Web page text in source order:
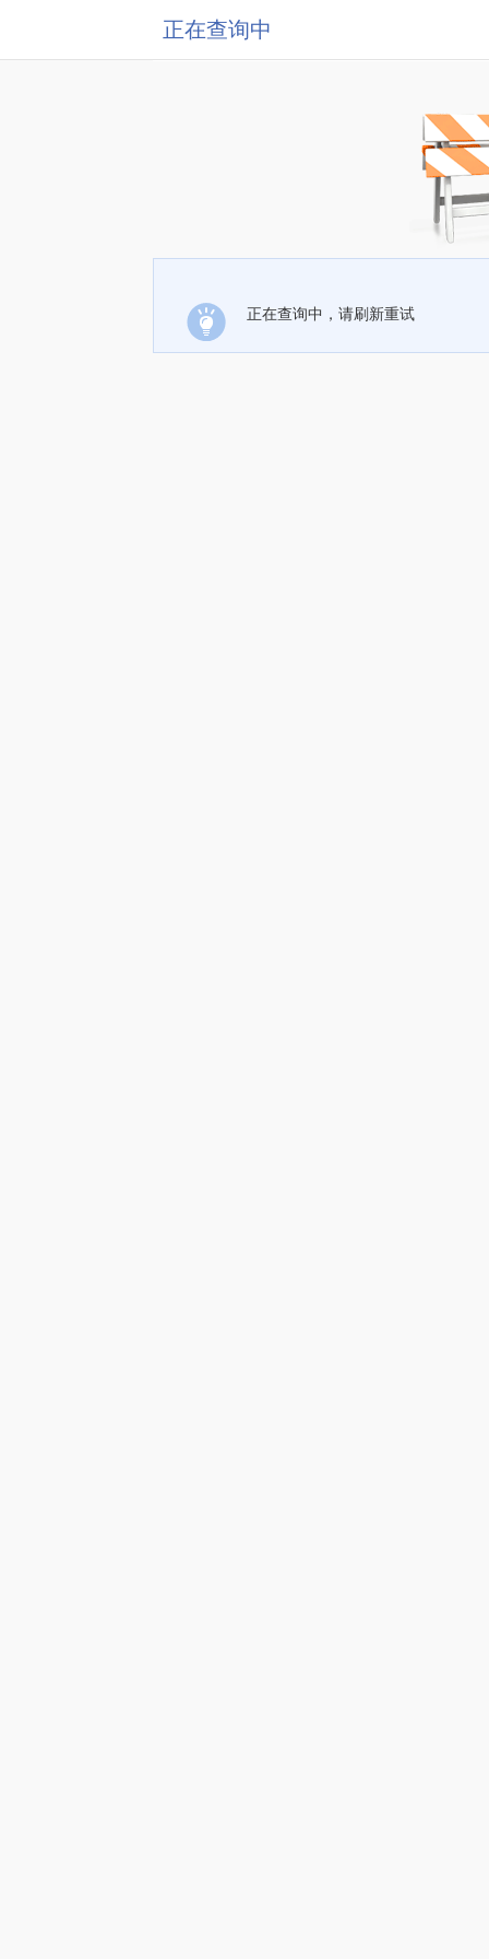
正在查询中
正在查询中，请刷新重试